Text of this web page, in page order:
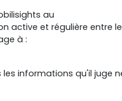
au
active et régulière entre
à :
informations qu'il juge